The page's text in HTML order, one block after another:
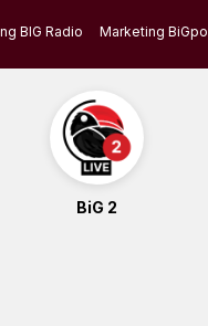
BIG Radio Marketing
BiG 2